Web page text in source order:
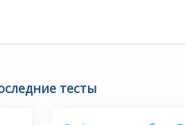
тесты